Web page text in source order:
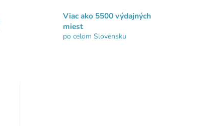
Viac ako 5500 výdajných
miest
po celom Slovensku